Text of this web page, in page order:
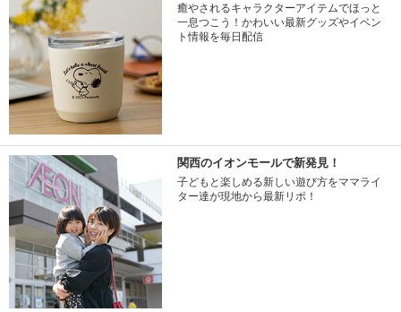
癒やされるキャラクターアイテムでほっと
一息つこう！かわいい最新グッズやイベン
ト情報を毎日配信
関西のイオンモールで新発見！
子どもと楽しめる新しい遊び方をママライ
ター達が現地から最新リポ！